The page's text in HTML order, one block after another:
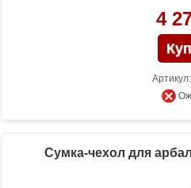
4
Артикул:
Сумка-чехол для